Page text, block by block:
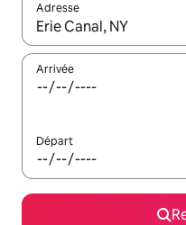
Adresse
Lorsque les résultats
Arrivée
Départ